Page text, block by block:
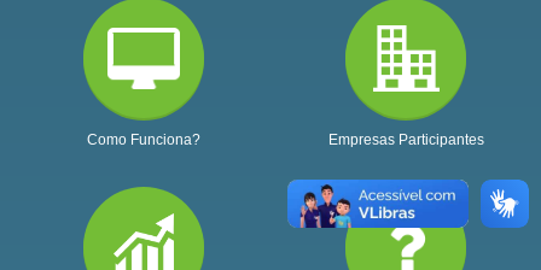
Como Funciona? Empresas Participantes